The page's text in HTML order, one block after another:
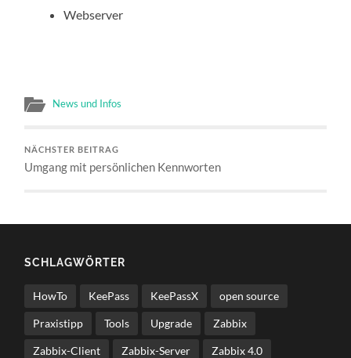
Webserver
News und Infos
NÄCHSTER BEITRAG
Umgang mit persönlichen Kennworten
SCHLAGWÖRTER
HowTo KeePass KeePassX open source
Praxistipp Tools Upgrade Zabbix
Zabbix-Client Zabbix-Server Zabbix 4.0